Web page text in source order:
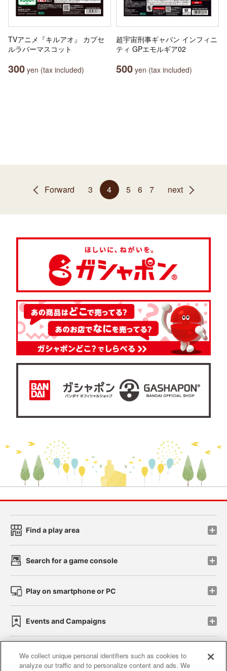
TVアニメ『キルアオ』 カプセ
ルラバーマスコット
300 yen (tax included)
超宇宙刑事ギャバン インフィニ
ティ GPエモルギア02
500 yen (tax included)
Forward 3 4 5 6 7 next
Find a play area
Search for a game console
Play on smartphone or PC
Events and Campaigns
We collect unique personal identifiers such as cookies to
analyze our traffic and to personalize content and ads. We